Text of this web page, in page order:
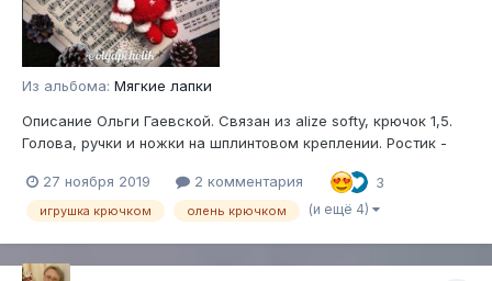
Из альбома: Мягкие лапки
Описание Ольги Гаевской. Связан из alize softy, крючок 1,5.
Голова, ручки и ножки на шплинтовом креплении. Ростик -
27 ноября 2019
2 комментария 3
игрушка крючком олень крючком (и ещё 4)